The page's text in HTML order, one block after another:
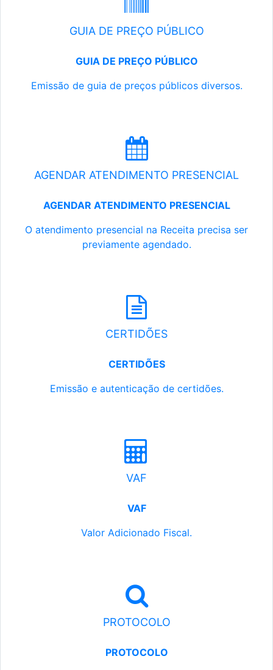
GUIA DE PREÇO PÚBLICO
GUIA DE PREÇO PÚBLICO
Emissão de guia de preços públicos diversos.
AGENDAR ATENDIMENTO PRESENCIAL
AGENDAR ATENDIMENTO PRESENCIAL
O atendimento presencial na Receita precisa ser
previamente agendado.
CERTIDÕES
CERTIDÕES
Emissão e autenticação de certidões.
VAF
VAF
Valor Adicionado Fiscal.
PROTOCOLO
PROTOCOLO